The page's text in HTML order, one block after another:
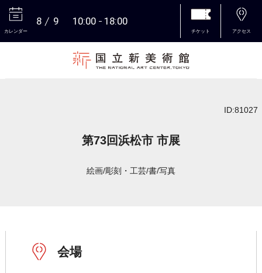
カレンダー
8 9 10:00 18:00
チケット アクセス
ID:81027
第73回浜松市 市展
絵画/彫刻・工芸/書/写真
会場